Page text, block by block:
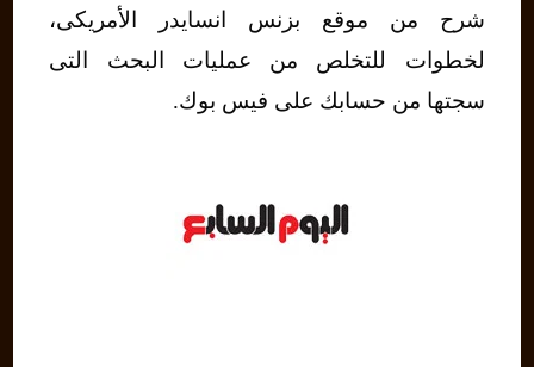
شرح من موقع بزنس انسايدر الأمريكى،
لخطوات للتخلص من عمليات البحث التى
سجتها من حسابك على فيس بوك.